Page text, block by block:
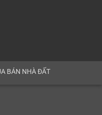
BÁN NHÀ ĐẤT